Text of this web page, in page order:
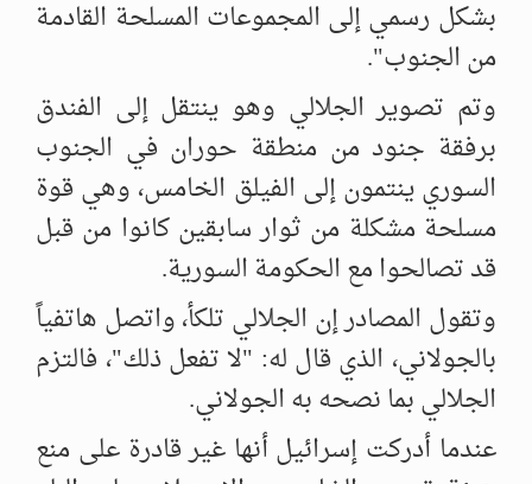
بشكل ‏رسمي إلى المجموعات المسلحة القادمة
من الجنوب".
وتم تصوير الجلالي وهو ينتقل إلى الفندق
برفقة جنود من منطقة حوران في ‏الجنوب
السوري ينتمون إلى الفيلق الخامس، وهي قوة
مسلحة مشكلة من ثوار ‏سابقين كانوا من قبل
قد تصالحوا مع الحكومة السورية. ‏
وتقول المصادر إن الجلالي تلكأ، واتصل هاتفياً
بالجولاني، الذي قال له: "لا ‏تفعل ذلك"، فالتزم
الجلالي بما نصحه به الجولاني.
عندما أدركت إسرائيل أنها غير قادرة على منع